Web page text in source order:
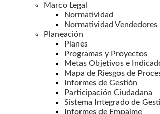
Marco Legal
Normatividad
Normatividad
Planeación
Planes
Programas y Proyectos
Metas Objetivos e
Mapa de Riesgos de
Informes de Gestión
Participación Ciudadana
Sistema Integrado de
Informes de Empalme